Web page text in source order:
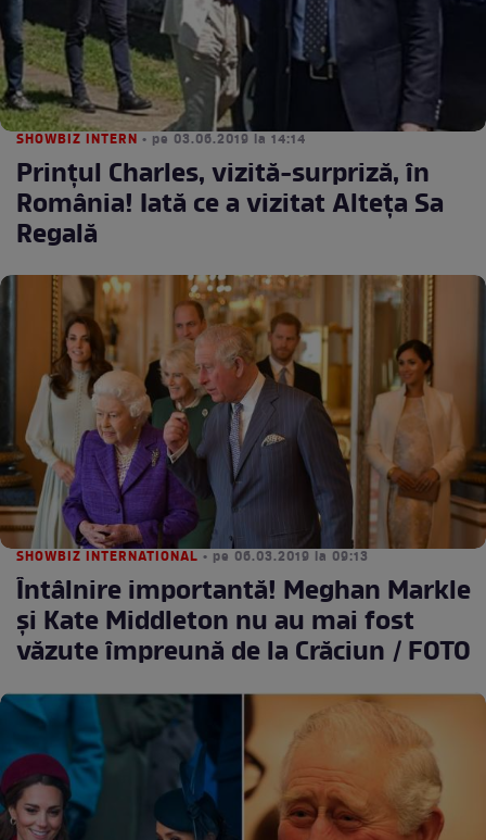
SHOWBIZ INTERN • pe 03.06.2019 la 14:14
Prinţul Charles, vizită-surpriză, în
România! Iată ce a vizitat Alteţa Sa
Regală
SHOWBIZ INTERNATIONAL • pe 06.03.2019 la 09:13
Întâlnire importantă! Meghan Markle
și Kate Middleton nu au mai fost
văzute împreună de la Crăciun / FOTO